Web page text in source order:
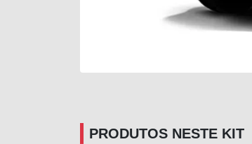
PRODUTOS NESTE KIT